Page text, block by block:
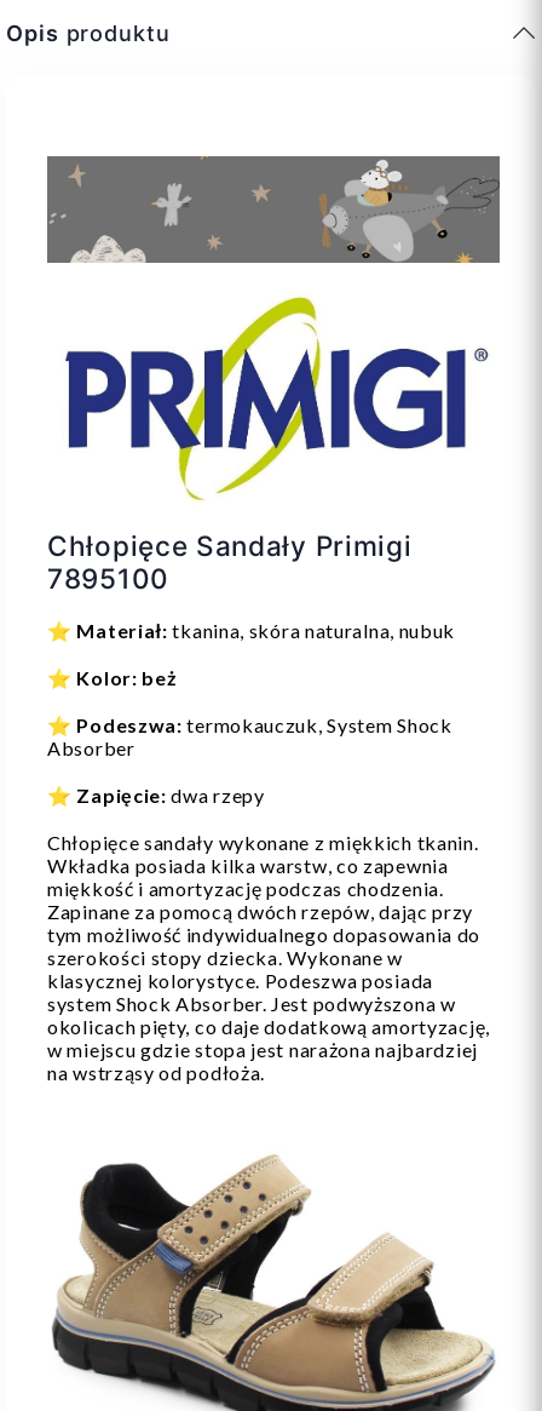
Opis produktu
Chłopięce Sandały Primigi
7895100
⭐ Materiał: tkanina, skóra naturalna, nubuk
⭐ Kolor: beż
⭐ Podeszwa:termokauczuk, System Shock
Absorber
⭐ Zapięcie: dwa rzepy
Chłopięce sandały wykonane z miękkich tkanin.
Wkładka posiada kilka warstw, co zapewnia
miękkość i amortyzację podczas chodzenia.
Zapinane za pomocą dwóch rzepów, dając przy
tym możliwość indywidualnego dopasowania do
szerokości stopy dziecka. Wykonane w
klasycznej kolorystyce. Podeszwa posiada
system Shock Absorber. Jest podwyższona w
okolicach pięty, co daje dodatkową amortyzację,
w miejscu gdzie stopa jest narażona najbardziej
na wstrząsy od podłoża.